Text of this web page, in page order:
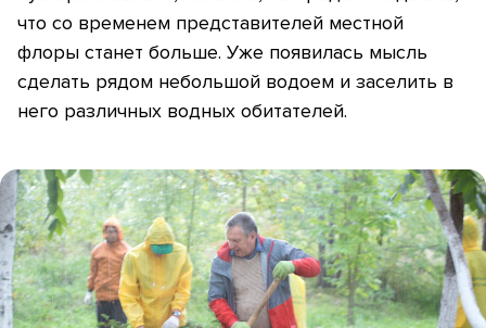
что со временем представителей местной
флоры станет больше. Уже появилась мысль
сделать рядом небольшой водоем и заселить в
него различных водных обитателей.